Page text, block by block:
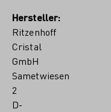
Hersteller:
Ritzenhoff
Cristal
GmbH
Sametwiesen
2
D-